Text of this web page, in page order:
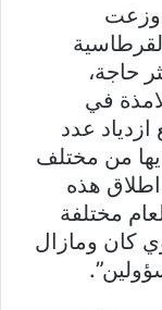
وزعت
من القرطاسية
حاجة،
في
عدد
من مختلف
اطلاق هذه
مختلفة
كان ومازال